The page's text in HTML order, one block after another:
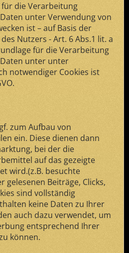
die Verarbeitung
unter Verwendung von
ist – auf Basis der
Nutzers - Art. 6 Abs.1 lit. a
für die Verarbeitung
unter unter
notwendiger Cookies ist
zum Aufbau von
ein. Diese dienen dann
bei der die
auf das gezeigte
wird.(z.B. besuchte
gelesenen Beiträge, Clicks,
sind vollständig
keine Daten zu Ihrer
auch dazu verwendet, um
entsprechend Ihrer
können.